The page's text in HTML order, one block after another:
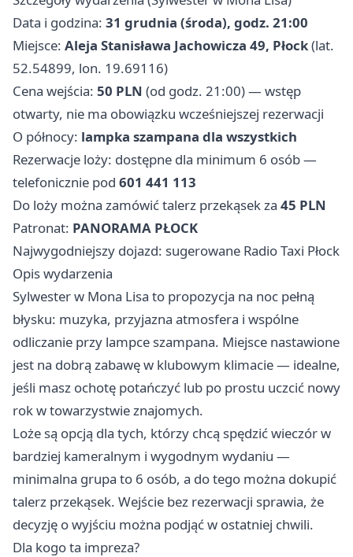
Data i godzina: 31 grudnia (środa), godz. 21:00
Miejsce: Aleja Stanisława Jachowicza 49, Płock(lat.
52.54899, lon. 19.69116)
Cena wejścia: 50 PLN (od godz. 21:00) — wstęp
otwarty, nie ma obowiązku wcześniejszej rezerwacji
O północy: lampka szampana dla wszystkich
Rezerwacje loży: dostępne dla minimum 6 osób —
telefonicznie pod 601 441 113
Do loży można zamówić talerz przekąsek za 45 PLN
Patronat: PANORAMA PŁOCK
Najwygodniejszy dojazd: sugerowane Radio Taxi Płock
Opis wydarzenia
Sylwester w Mona Lisa to propozycja na noc pełną
błysku: muzyka, przyjazna atmosfera i wspólne
odliczanie przy lampce szampana. Miejsce nastawione
jest na dobrą zabawę w klubowym klimacie — idealne,
jeśli masz ochotę potańczyć lub po prostu uczcić nowy
rok w towarzystwie znajomych.
Loże są opcją dla tych, którzy chcą spędzić wieczór w
bardziej kameralnym i wygodnym wydaniu —
minimalna grupa to 6 osób, a do tego można dokupić
talerz przekąsek. Wejście bez rezerwacji sprawia, że
decyzję o wyjściu można podjąć w ostatniej chwili.
Dla kogo ta impreza?